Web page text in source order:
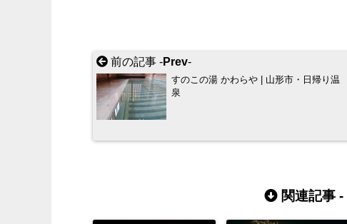
前の記事 -Prev-
すのこの湯 かわらや | 山形市・日帰り温
泉
関連記事 -